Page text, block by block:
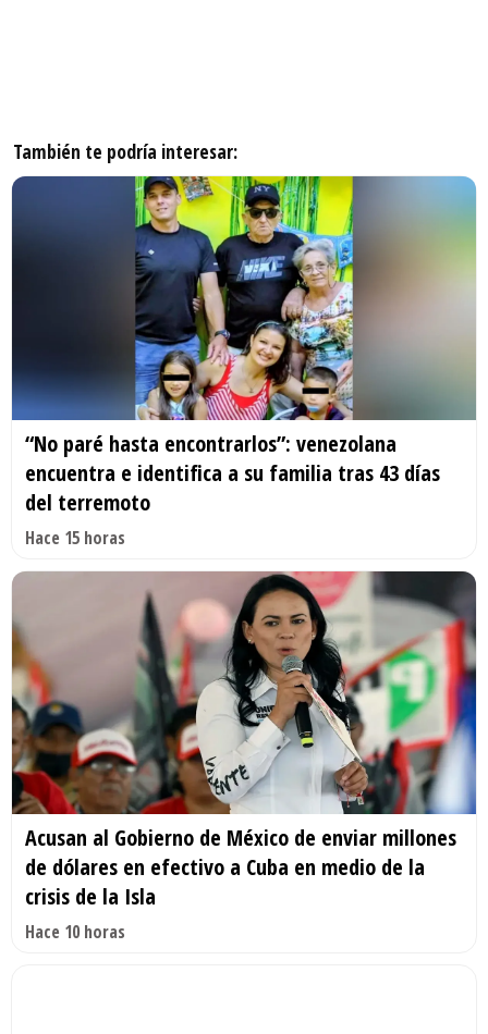
También te podría interesar:
“No paré hasta encontrarlos”: venezolana
encuentra e identifica a su familia tras 43 días
del terremoto
Hace 15 horas
Acusan al Gobierno de México de enviar millones
de dólares en efectivo a Cuba en medio de la
crisis de la Isla
Hace 10 horas